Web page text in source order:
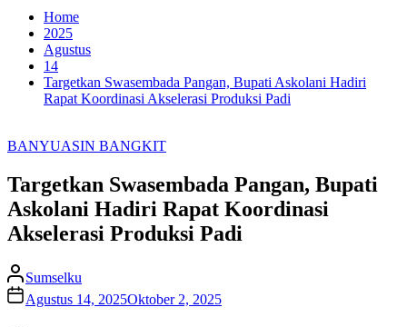
Home
2025
Agustus
14
Targetkan Swasembada Pangan, Bupati Askolani Hadiri
Rapat Koordinasi Akselerasi Produksi Padi
BANYUASIN BANGKIT
Targetkan Swasembada Pangan, Bupati
Askolani Hadiri Rapat Koordinasi
Akselerasi Produksi Padi
Sumselku
Agustus 14, 2025Oktober 2, 2025